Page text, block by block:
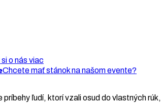
o nás viac
Chcete mať stánok na našom evente?
príbehy ľudí, ktorí vzali osud do vlastných